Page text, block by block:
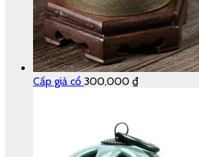
Cấp giả cổ 300,000 ₫